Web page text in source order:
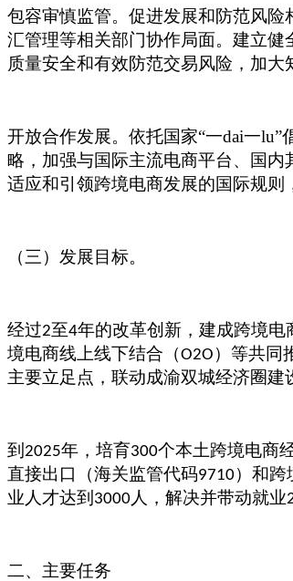
包容审慎监管。促进发展和防范风
汇管理等相关部门协作局面。建立
质量安全和有效防范交易风险，加
开放合作发展。依托国家“一dai一lu”
略，加强与国际主流电商平台、国
适应和引领跨境电商发展的国际规则
（三）发展目标。
经过2至4年的改革创新，建成跨境电
境电商线上线下结合（O2O ）等共同
主要立足点，联动成渝双城经济圈建
到 2025年，培育300个本土跨境电商
直接出口（海关监管代码9710）和跨
业人才达到 3000 人，解决并带动就业
二、主要任务